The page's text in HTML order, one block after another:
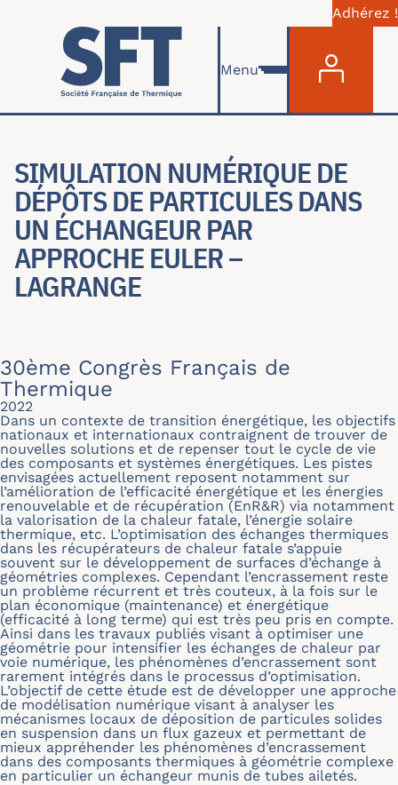
Aller au contenu principal
Adhérez !
Menu
SIMULATION NUMÉRIQUE DE
DÉPÔTS DE PARTICULES DANS
UN ÉCHANGEUR PAR
APPROCHE EULER –
LAGRANGE
30ème Congrès Français de
Thermique
2022
Dans un contexte de transition énergétique, les objectifs
nationaux et internationaux contraignent de trouver de
nouvelles solutions et de repenser tout le cycle de vie
des composants et systèmes énergétiques. Les pistes
envisagées actuellement reposent notamment sur
l’amélioration de l’efficacité énergétique et les énergies
renouvelable et de récupération (EnR&R) via notamment
la valorisation de la chaleur fatale, l’énergie solaire
thermique, etc. L’optimisation des échanges thermiques
dans les récupérateurs de chaleur fatale s’appuie
souvent sur le développement de surfaces d’échange à
géométries complexes. Cependant l’encrassement reste
un problème récurrent et très couteux, à la fois sur le
plan économique (maintenance) et énergétique
(efficacité à long terme) qui est très peu pris en compte.
Ainsi dans les travaux publiés visant à optimiser une
géométrie pour intensifier les échanges de chaleur par
voie numérique, les phénomènes d’encrassement sont
rarement intégrés dans le processus d’optimisation.
L’objectif de cette étude est de développer une approche
de modélisation numérique visant à analyser les
mécanismes locaux de déposition de particules solides
en suspension dans un flux gazeux et permettant de
mieux appréhender les phénomènes d’encrassement
dans des composants thermiques à géométrie complexe
en particulier un échangeur munis de tubes ailetés.